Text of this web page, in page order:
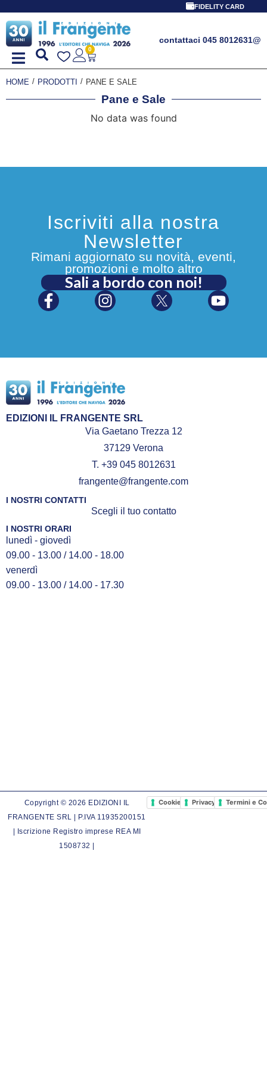
FIDELITY CARD
contattaci 045 8012631@
0
HOME / PRODOTTI / PANE E SALE
Pane e Sale
No data was found
Iscriviti alla nostra
Newsletter
Rimani aggiornato su novità, eventi,
promozioni e molto altro
Sali a bordo con noi!
EDIZIONI IL FRANGENTE SRL
Via Gaetano Trezza 12
37129 Verona
T. +39 045 8012631
frangente@frangente.com
I NOSTRI CONTATTI
Scegli il tuo contatto
I NOSTRI ORARI
lunedì - giovedì
09.00 - 13.00 / 14.00 - 18.00
venerdì
09.00 - 13.00 / 14.00 - 17.30
Copyright © 2026 EDIZIONI IL
FRANGENTE SRL | P.IVA 11935200151
| Iscrizione Registro imprese REA MI
1508732 |
Cookie PolicyPrivacy PolicyTermini e